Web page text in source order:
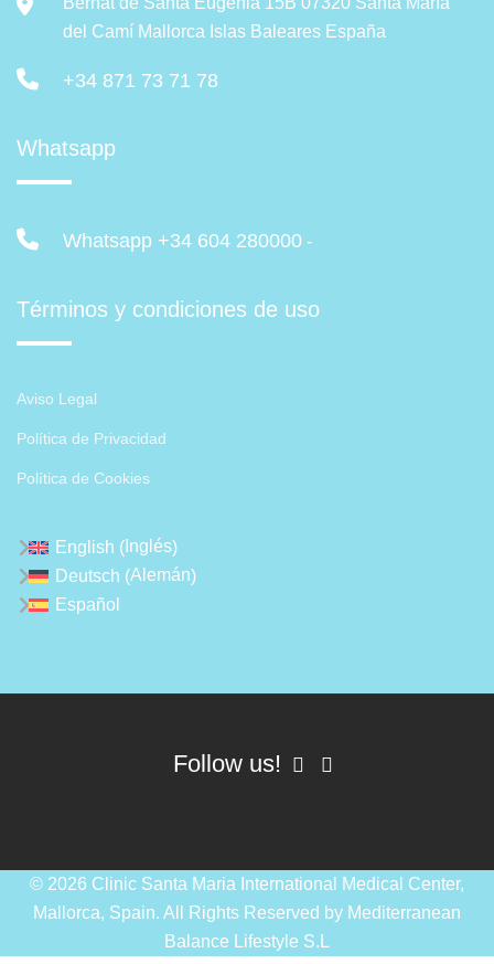
del Camí Mallorca Islas Baleares España
+34 871 73 71 78
Whatsapp
Whatsapp +34 604 280000 -
Términos y condiciones de uso
Aviso Legal
Política de Privacidad
Política de Cookies
English ( Inglés)
Deutsch (Alemán)
Español
Follow us!
© 2026 Clinic Santa Maria International Medical Center,
Mallorca, Spain. All Rights Reserved by Mediterranean
Balance Lifestyle S.L